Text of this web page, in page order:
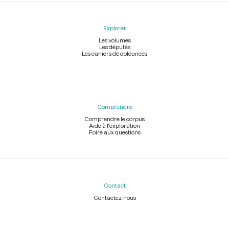
Explorer
Les volumes
Les députés
Les cahiers de doléances
Comprendre
Comprendre le corpus
Aide à l'exploration
Foire aux questions
Contact
Contactez-nous